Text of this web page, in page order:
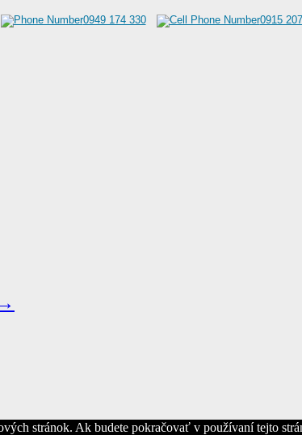
0949 174 330 0915
stránok. Ak budete pokračovať v používaní tejto